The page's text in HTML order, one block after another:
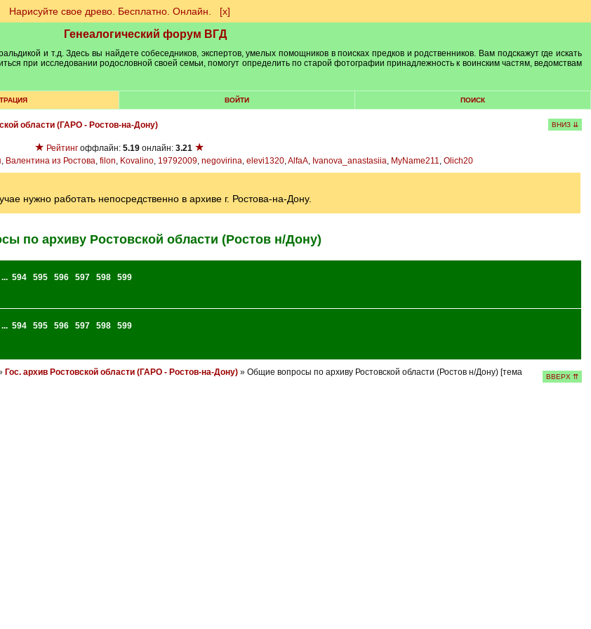
Нарисуйте свое древо. Бесплатно. Онлайн. [х]
Генеалогический форум ВГД
и т.д. Здесь вы найдете собеседников, экспертов, умелых помощников в поисках предков и родственников. Вам подскажут где искать
при исследовании родословной своей семьи, помогут определить по старой фотографии принадлежность к воинским частям, ведомствам
ВОЙТИ ПОИСК
области (ГАРО - Ростов-на-Дону) ВНИЗ ⇊
★ Рейтинг оффлайн: 5.19 онлайн: 3.21 ★
, Валентина из Ростова, filon, Kovalino, 19792009, negovirina, elevi1320,AlfaA, Ivanova_anastasiia, MyName211, Olich20
нужно работать непосредственно в архиве г. Ростова-на-Дону.
по архиву Ростовской области (Ростов н/Дону)
594 595 596 597 598
599
594 595 596 597 598
599
Гос. архив Ростовской области (ГАРО - Ростов-на-Дону)» Общие вопросы по архиву Ростовской области (Ростов н/Дону) [тема
ВВЕРХ ⇈